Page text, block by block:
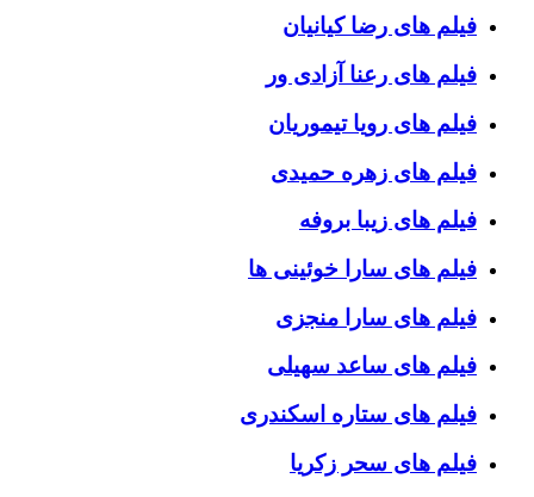
فیلم های رضا کیانیان
فیلم های رعنا آزادی ور
فیلم های رویا تیموریان
فیلم های زهره حمیدی
فیلم های زیبا بروفه
فیلم های سارا خوئینی ها
فیلم های سارا منجزی
فیلم های ساعد سهیلی
فیلم های ستاره اسکندری
فیلم های سحر زکریا